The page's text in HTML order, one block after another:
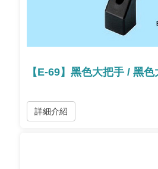
【E-69】黑色大把手 / 黑
詳細介紹